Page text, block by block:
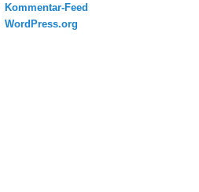
Kommentar-Feed
WordPress.org